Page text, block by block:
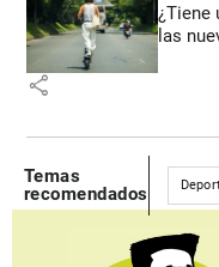
¿Tiene
las
share
Temas
recomendados